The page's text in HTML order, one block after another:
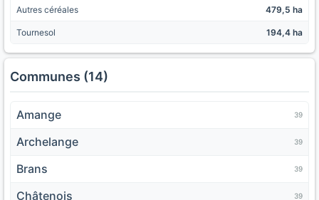
Autres céréales 479,5 ha
Tournesol 194,4 ha
Communes (14)
Amange 39
Archelange 39
Brans 39
Châtenois 39